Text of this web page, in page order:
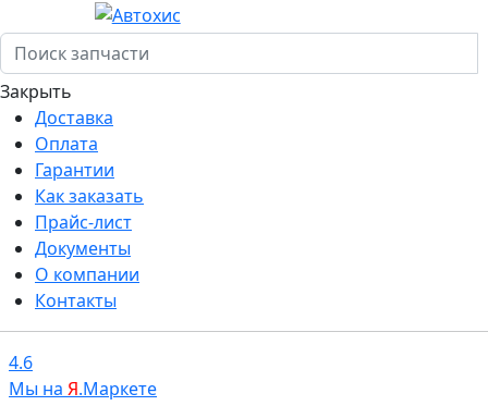
Закрыть
Доставка
Оплата
Гарантии
Как заказать
Прайс-лист
Документы
О компании
Контакты
4.6
Мы на Я.Маркете